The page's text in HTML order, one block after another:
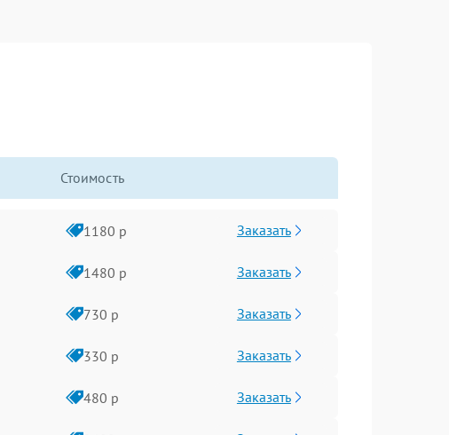
Стоимость
1180 р Заказать
1480 р Заказать
730 р Заказать
330 р Заказать
480 р Заказать